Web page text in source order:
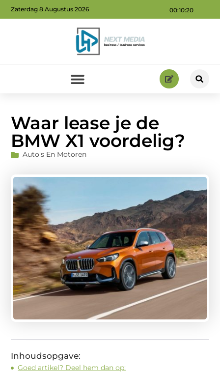
00:10:21
Zaterdag 8 Augustus 2026
Waar lease je de
BMW X1 voordelig?
Auto's En Motoren
Inhoudsopgave:
Goed artikel? Deel hem dan op: